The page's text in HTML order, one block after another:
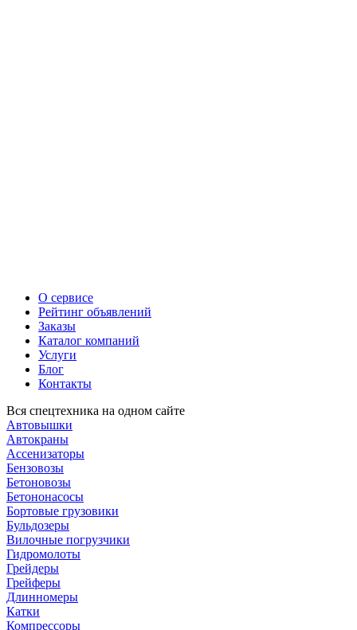
О сервисе
Рейтинг объявлений
Заказы
Каталог компаний
Услуги
Блог
Контакты
Вся спецтехника на одном сайте
Автовышки
Автокраны
Ассенизаторы
Бензовозы
Бетоновозы
Бетононасосы
Бортовые грузовики
Бульдозеры
Вилочные погрузчики
Гидромолоты
Грейдеры
Грейферы
Длинномеры
Катки
Компрессоры